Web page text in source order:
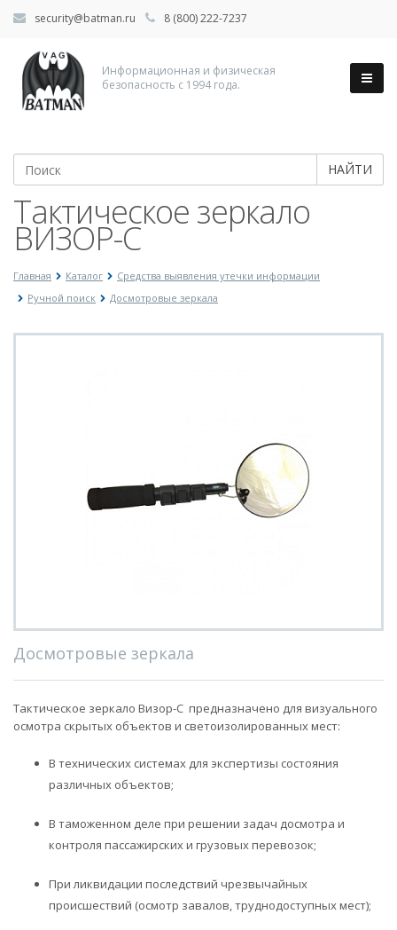
security@batman.ru 8 (800) 222-7237
Информационная и физическая
безопасность с 1994 года.
НАЙТИ
Тактическое зеркало
ВИЗОР-С
Главная Каталог
Средства выявления утечки информации
Ручной поиск
Досмотровые зеркала
Досмотровые зеркала
Тактическое зеркало Визор-С предназначено для визуального
осмотра скрытых объектов и светоизолированных мест:
В технических системах для экспертизы состояния
различных объектов;
В таможенном деле при решении задач досмотра и
контроля пассажирских и грузовых перевозок;
При ликвидации последствий чрезвычайных
происшествий (осмотр завалов, труднодоступных мест);